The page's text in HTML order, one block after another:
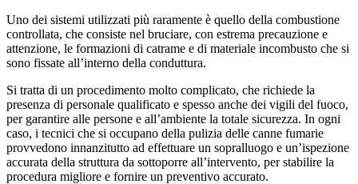
Uno dei sistemi utilizzati più raramente è quello della combustione
controllata, che consiste nel bruciare, con estrema precauzione e
attenzione, le formazioni di catrame e di materiale incombusto che si
sono fissate all’interno della conduttura.
Si tratta di un procedimento molto complicato, che richiede la
presenza di personale qualificato e spesso anche dei vigili del fuoco,
per garantire alle persone e all’ambiente la totale sicurezza. In ogni
caso, i tecnici che si occupano della pulizia delle canne fumarie
provvedono innanzitutto ad effettuare un sopralluogo e un’ispezione
accurata della struttura da sottoporre all’intervento, per stabilire la
procedura migliore e fornire un preventivo accurato.